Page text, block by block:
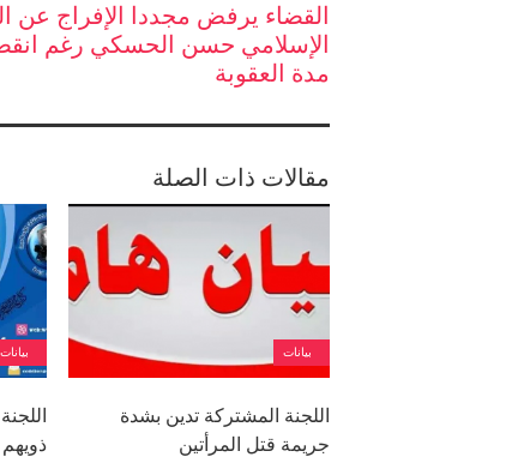
القضاء يرفض مجددا الإفراج عن
الإسلامي حسن الحسكي رغم
مدة العقوبة
مقالات ذات الصلة
بيانات
اللجنة المشتركة تدين بشدة
جريمة قتل المرأتين
بيانات
ذويهم